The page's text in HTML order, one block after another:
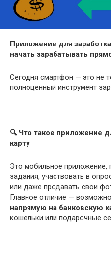
Приложение для
начать зарабатывать
Сегодня смартфон — это не
полноценный инструмент
🔍Что такое приложение
карту
Это мобильное приложение,
задания, участвовать в
или даже продавать свои
Главное отличие —
напрямую на банковскую
кошельки или подарочные